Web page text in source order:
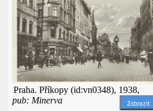
Praha. Příkopy (id:vn0348), 1938,
pub: Minerva
Zobrazit